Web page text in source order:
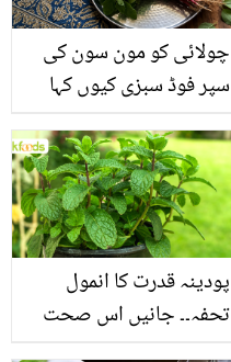
چولائی کو مون سون کی
سپر فوڈ سبزی کیوں کہا
منرلز اور اینٹی آکسیڈنٹس
سے بھرپور اس سبزی کے
فائدے
پودینہ قدرت کا انمول
تحفہ۔۔ جانیں اس صحت